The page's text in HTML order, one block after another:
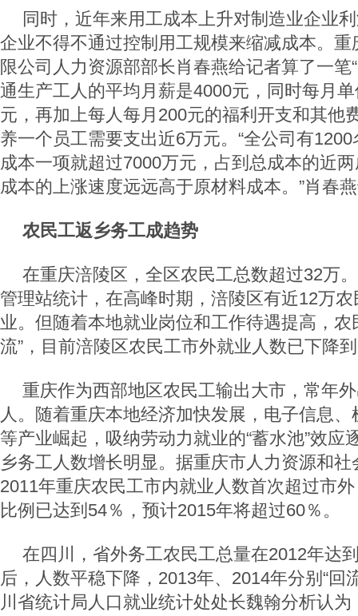
同时，近年来用工成本上升对制造业企业
企业不得不通过控制用工规模来缩减成本。
限公司人力资源部部长肖春燕给记者算了一笔
通生产工人的平均月薪是4000元，同时每月
元，再加上每人每月200元的福利开支和其他
养一个员工需要支出近6万元。“全公司有
成本一项就超过7000万元，占到总成本的近
成本的上涨速度远远高于原材料成本。”肖春
农民工返乡务工成趋势
在重庆涪陵区，全区农民工总数超过32万
管理站统计，在高峰时期，涪陵区有近12万
业。但随着本地就业岗位和工作待遇提高，农
流”，目前涪陵区农民工市外就业人数已下降
重庆作为西部地区农民工输出大市，常年
人。随着重庆本地经济加快发展，电子信息
等产业崛起，吸纳劳动力就业的“蓄水池”效应
乡务工人数增长明显。据重庆市人力资源和
2011年重庆农民工市内就业人数首次超过市
比例已达到54％，预计2015年将超过60％。
在四川，省外务工农民工总量在2012年达
后，人数平稳下降，2013年、2014年分别“回
川省统计局人口就业统计处处长魏翰分析认